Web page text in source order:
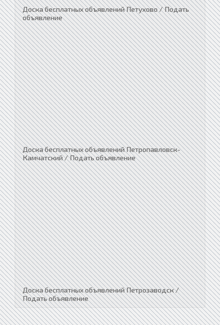
Доска бесплатных объявлений Петухово / Подать
объявление
Доска бесплатных объявлений Петропавловск-
Камчатский / Подать объявление
Доска бесплатных объявлений Петрозаводск /
Подать объявление